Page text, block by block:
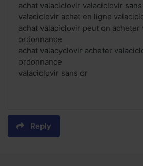
achat valaciclovir valaciclovir
valaciclovir achat en ligne
achat valaciclovir peut on acheter
ordonnance
achat valacyclovir acheter
ordonnance
valaciclovir sans or
Reply